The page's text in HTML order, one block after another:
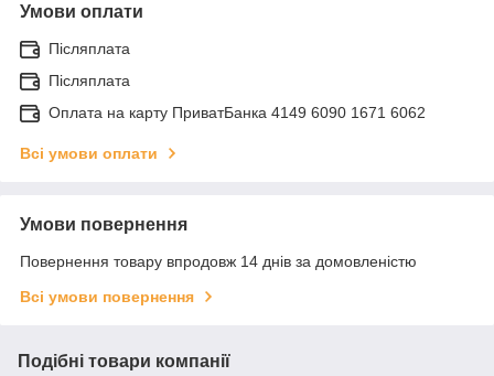
Умови оплати
Післяплата
Післяплата
Оплата на карту ПриватБанка 4149 6090 1671 6062
Всі умови оплати
Умови повернення
Повернення товару впродовж 14 днів за домовленістю
Всі умови повернення
Подібні товари компанії